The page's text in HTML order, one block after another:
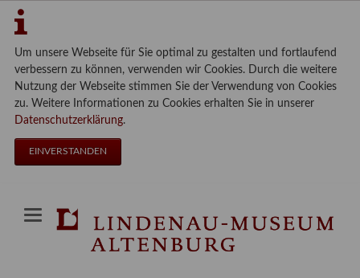
Um unsere Webseite für Sie optimal zu gestalten und fortlaufend
verbessern zu können, verwenden wir Cookies. Durch die weitere
Nutzung der Webseite stimmen Sie der Verwendung von Cookies
zu. Weitere Informationen zu Cookies erhalten Sie in unserer
Datenschutzerklärung.
EINVERSTANDEN